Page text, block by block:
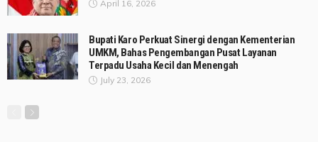
April 16, 2026
Bupati Karo Perkuat Sinergi dengan Kementerian
UMKM, Bahas Pengembangan Pusat Layanan
Terpadu Usaha Kecil dan Menengah
July 23, 2026